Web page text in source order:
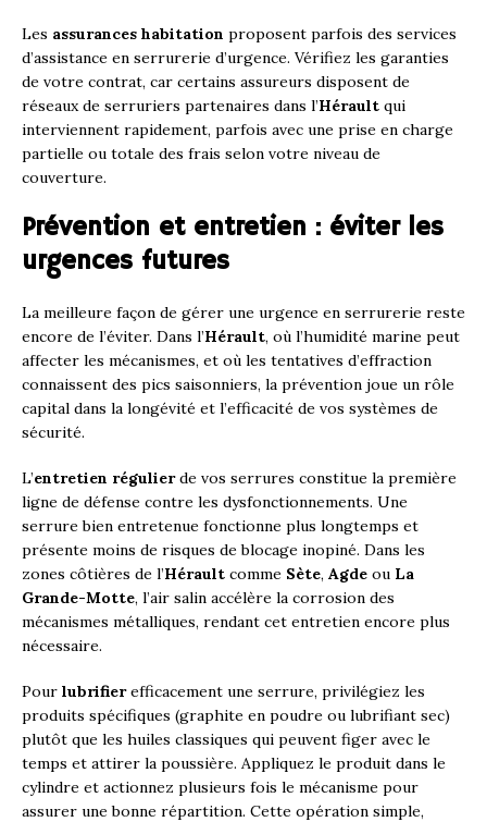
Les assurances habitation proposent parfois des services
d’assistance en serrurerie d’urgence. Vérifiez les garanties
de votre contrat, car certains assureurs disposent de
réseaux de serruriers partenaires dans l’Hérault qui
interviennent rapidement, parfois avec une prise en charge
partielle ou totale des frais selon votre niveau de
couverture.
Prévention et entretien : éviter les
urgences futures
La meilleure façon de gérer une urgence en serrurerie reste
encore de l’éviter. Dans l’Hérault, où l’humidité marine peut
affecter les mécanismes, et où les tentatives d’effraction
connaissent des pics saisonniers, la prévention joue un rôle
capital dans la longévité et l’efficacité de vos systèmes de
sécurité.
L’entretien régulierde vos serrures constitue la première
ligne de défense contre les dysfonctionnements. Une
serrure bien entretenue fonctionne plus longtemps et
présente moins de risques de blocage inopiné. Dans les
zones côtières de l’Hérault comme Sète, Agde ou La
Grande-Motte, l’air salin accélère la corrosion des
mécanismes métalliques, rendant cet entretien encore plus
nécessaire.
Pour lubrifierefficacement une serrure, privilégiez les
produits spécifiques (graphite en poudre ou lubrifiant sec)
plutôt que les huiles classiques qui peuvent figer avec le
temps et attirer la poussière. Appliquez le produit dans le
cylindre et actionnez plusieurs fois le mécanisme pour
assurer une bonne répartition. Cette opération simple,